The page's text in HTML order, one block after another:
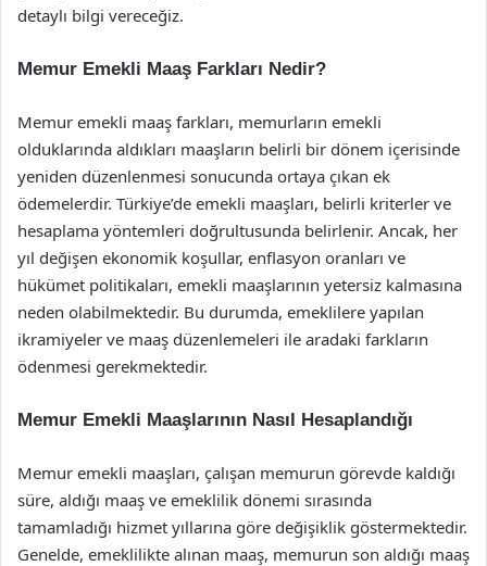
detaylı bilgi vereceğiz.
Memur Emekli Maaş Farkları Nedir?
Memur emekli maaş farkları, memurların emekli
olduklarında aldıkları maaşların belirli bir dönem içerisinde
yeniden düzenlenmesi sonucunda ortaya çıkan ek
ödemelerdir. Türkiye’de emekli maaşları, belirli kriterler ve
hesaplama yöntemleri doğrultusunda belirlenir. Ancak, her
yıl değişen ekonomik koşullar, enflasyon oranları ve
hükümet politikaları, emekli maaşlarının yetersiz kalmasına
neden olabilmektedir. Bu durumda, emeklilere yapılan
ikramiyeler ve maaş düzenlemeleri ile aradaki farkların
ödenmesi gerekmektedir.
Memur Emekli Maaşlarının Nasıl Hesaplandığı
Memur emekli maaşları, çalışan memurun görevde kaldığı
süre, aldığı maaş ve emeklilik dönemi sırasında
tamamladığı hizmet yıllarına göre değişiklik göstermektedir.
Genelde, emeklilikte alınan maaş, memurun son aldığı maaş